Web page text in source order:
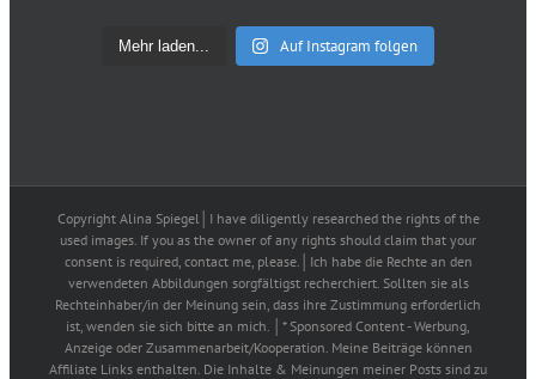
Mehr laden... Auf Instagram folgen
Copyright Alina Spiegel│I have diligently researched the rights of the
used images. If you as the owner of any rights should claim that your
consent is required, contact me, please.│Ich habe die Rechte an den
verwendeten Abbildungen sorgfältigst recherchiert. Sollten sie als
Rechteinhaber/in der Meinung sein, dass ihre Zustimmung erforderlich
ist, wenden sie sich bitte an mich. │* Sponsored Content - Werbung,
Anzeige oder Zusammenarbeit/Kooperation. Meine Beiträge können
Affiliate Links enthalten. Die Inhalte & Meinungen meiner Posts sind zu